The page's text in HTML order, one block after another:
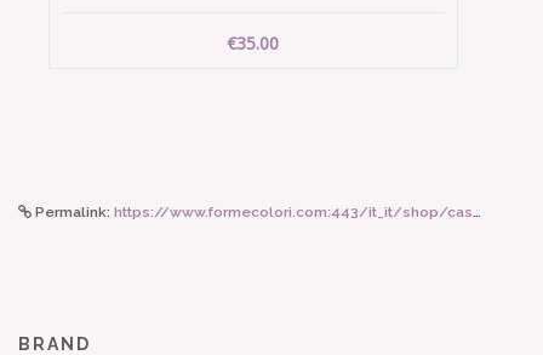
€35.00
Permalink: https://www.formecolori.com:443/it_it/shop/casa/lampade/hk_living_vaso_caramel/6577
BRAND